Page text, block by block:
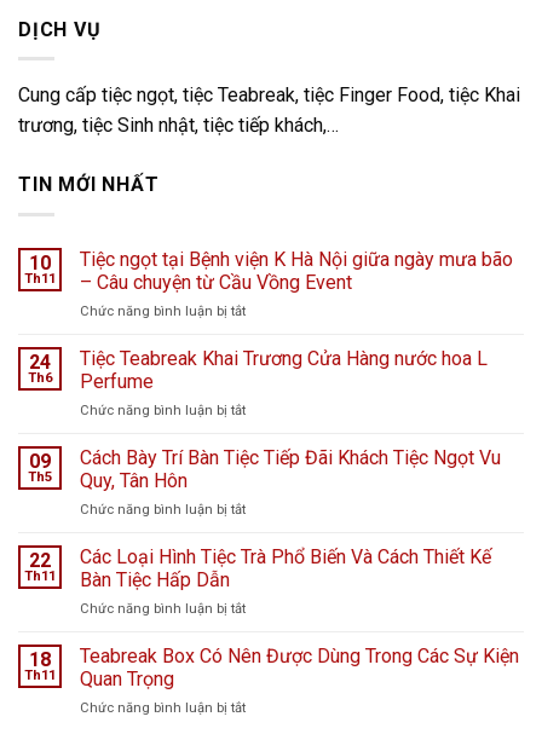
DỊCH VỤ
Cung cấp tiệc ngọt, tiệc Teabreak, tiệc Finger Food, tiệc Khai
trương, tiệc Sinh nhật, tiệc tiếp khách,…
TIN MỚI NHẤT
10
Th11
Tiệc ngọt tại Bệnh viện K Hà Nội giữa ngày mưa bão
– Câu chuyện từ Cầu Vồng Event
Chức năng bình luận bị tắtở
ngọt
viện
Hà
ngày
bão
chuyện
Cầu
24
Th6
Tiệc Teabreak Khai Trương Cửa Hàng nước hoa L
Perfume
Chức năng bình luận bị tắtở
Teabreak
Khai
Cửa
nước
Perfume
09
Th5
Cách Bày Trí Bàn Tiệc Tiếp Đãi Khách Tiệc Ngọt Vu
Quy, Tân Hôn
Chức năng bình luận bị tắtở
Bày
Tiệc
Đãi
Ngọt
22
Th11
Các Loại Hình Tiệc Trà Phổ Biến Và Cách Thiết Kế
Bàn Tiệc Hấp Dẫn
Chức năng bình luận bị tắtở
Loại
Trà
18
Th11
Teabreak Box Có Nên Được Dùng Trong Các Sự Kiện
Quan Trọng
Chức năng bình luận bị tắtở